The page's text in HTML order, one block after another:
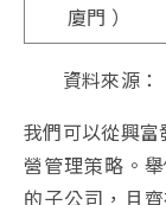
廈門 ）
資料來源
我們可以從興
營管理策略。
的子公司，且